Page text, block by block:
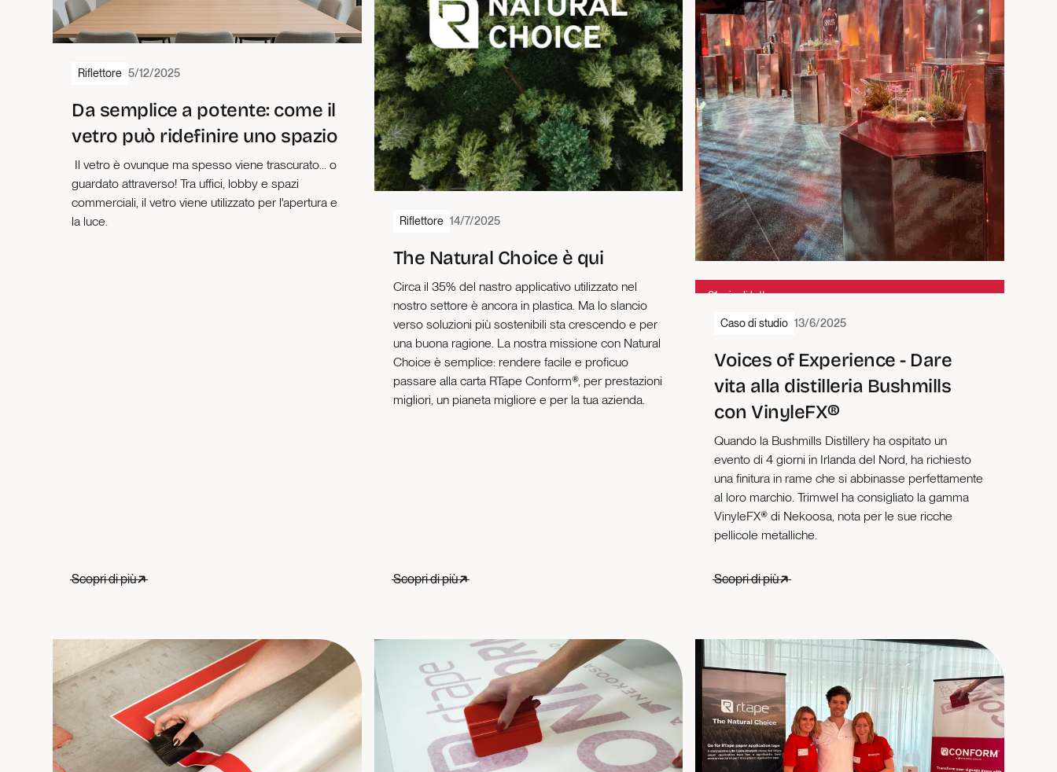
1 min di lettura
Riflettore 5/12/2025
Da semplice a potente: come il
vetro può ridefinire uno spazio
‍ Il vetro è ovunque ma spesso viene trascurato... o
guardato attraverso! Tra uffici, lobby e spazi
commerciali, il vetro viene utilizzato per l'apertura e
la luce.
Scopri di più
1 min di lettura
Riflettore 14/7/2025
The Natural Choice è qui
Circa il 35% del nastro applicativo utilizzato nel
nostro settore è ancora in plastica. Ma lo slancio
verso soluzioni più sostenibili sta crescendo e per
una buona ragione. La nostra missione con Natural
Choice è semplice: rendere facile e proficuo
passare alla carta RTape Conform®, per prestazioni
migliori, un pianeta migliore e per la tua azienda.
Scopri di più
31 min di lettura
Caso di studio 13/6/2025
Voices of Experience - Dare
vita alla distilleria Bushmills
con VinyleFX®
Quando la Bushmills Distillery ha ospitato un
evento di 4 giorni in Irlanda del Nord, ha richiesto
una finitura in rame che si abbinasse perfettamente
al loro marchio. Trimwel ha consigliato la gamma
VinyleFX® di Nekoosa, nota per le sue ricche
pellicole metalliche.
Scopri di più